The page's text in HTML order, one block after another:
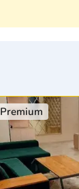
Premium